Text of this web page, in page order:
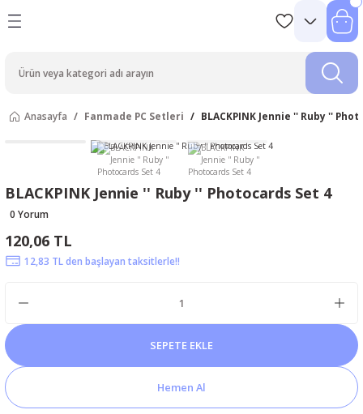
Anasayfa Fanmade PC Setleri BLACKPINK Jennie '' Ruby ''
BLACKPINK Jennie '' Ruby '' Photocards Set 4
0 Yorum
120,06 TL
12,83 TL den başlayan taksitlerle!!
SEPETE EKLE
Hemen Al